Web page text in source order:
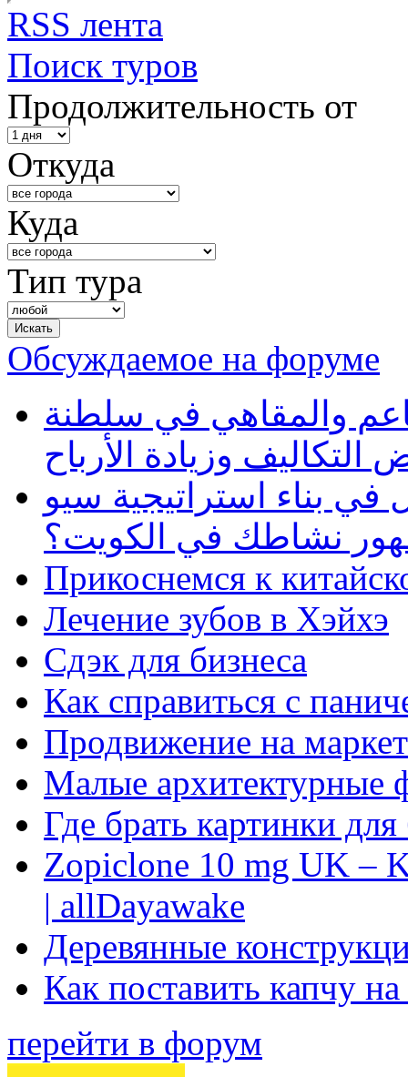
RSS лента
Поиск туров
Продолжительность от
Откуда
Куда
Тип тура
Обсуждаемое на форуме
والمقاهي في سلطنة
وزيادة الأرباح
بناء استراتيجية سيو
نشاطك في الكويت؟
Прикоснемся к
Лечение зубов в Хэйхэ
Сдэк для бизнеса
Как справиться с
Продвижение на
Малые архитектурные
Где брать картинки
Zopiclone 10 mg UK –
| allDayawake
Деревянные
Как поставить капчу
перейти в форум